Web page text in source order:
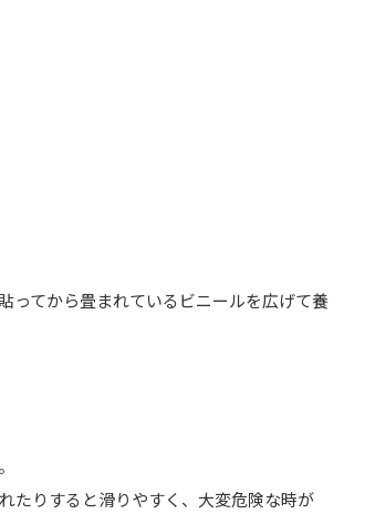
ってから畳まれているビニールを広げて養
たりすると滑りやすく、大変危険な時が